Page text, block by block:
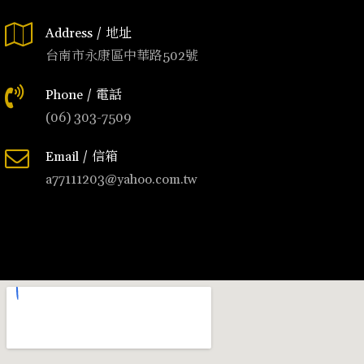
Address / 地址
台南市永康區中華路502號
Phone / 電話
(06) 303-7509
Email / 信箱
a77111203@yahoo.com.tw